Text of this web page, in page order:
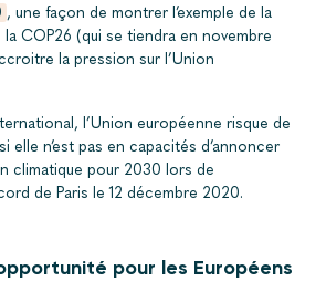
, une façon de montrer l’exemple de la
COP26 (qui se tiendra en novembre
la pression sur l’Union
l’Union européenne risque de
elle n’est pas en capacités d’annoncer
climatique pour 2030 lors de
de Paris le 12 décembre 2020.
pour les Européens